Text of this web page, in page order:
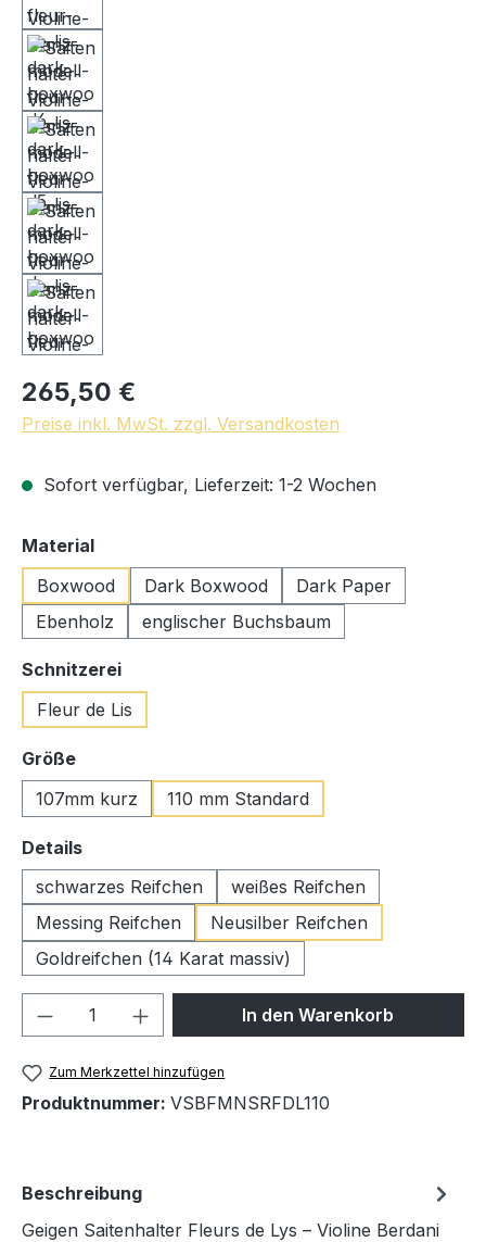
265,50 €
Preise inkl. MwSt. zzgl. Versandkosten
Sofort verfügbar, Lieferzeit: 1-2 Wochen
Materialauswählen
Boxwood
Dark Boxwood
Dark Paper
Ebenholz
englischer Buchsbaum
Schnitzereiauswählen
Fleur de Lis
Größeauswählen
107mm kurz
110 mm Standard
Detailsauswählen
schwarzes Reifchen
weißes Reifchen
Messing Reifchen
Neusilber Reifchen
Goldreifchen (14 Karat massiv)
Produkt Anzahl: Gib denIn den Warenkorb
Zum Merkzettel hinzufügen
Produktnummer: VSBFMNSRFDL110
Beschreibung
Geigen Saitenhalter Fleurs de Lys – Violine Berdani